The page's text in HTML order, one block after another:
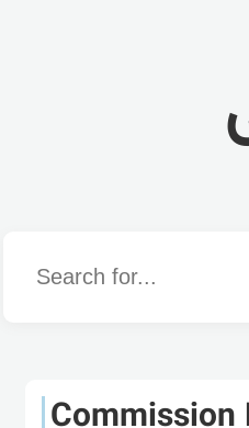
Word
Commission